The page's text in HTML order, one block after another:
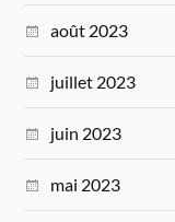
août 2023
juillet 2023
juin 2023
mai 2023